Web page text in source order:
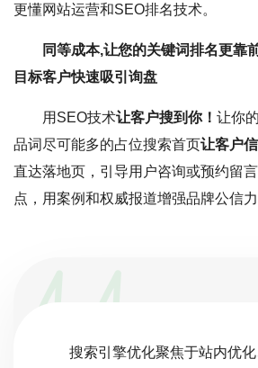
更懂网站运营和SEO排名技术。
同等成本,让您的关键词排名更靠
目标客户快速吸引询盘
用SEO技术让客户搜到你！ 让你
品词尽可能多的占位搜索首页让客户
直达落地页，引导用户咨询或预约留
点，用案例和权威报道增强品牌公信力
搜索引擎优化聚焦于站内优